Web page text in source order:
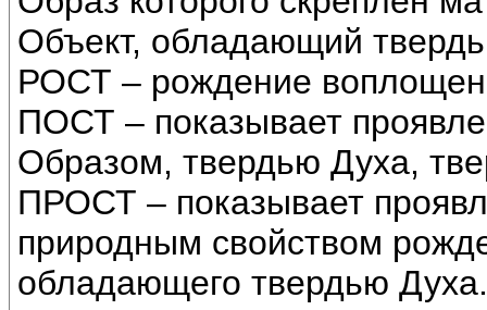
Объект, обладающий
РОСТ – рождение
ПОСТ – показывает
Образом, твердью Духа,
ПРОСТ – показывает
природным свойством
обладающего твердью Духа.